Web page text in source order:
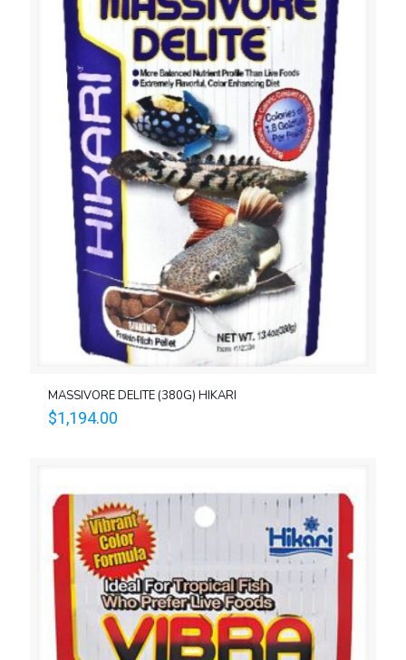
MASSIVORE DELITE (380G) HIKARI
$1,194.00